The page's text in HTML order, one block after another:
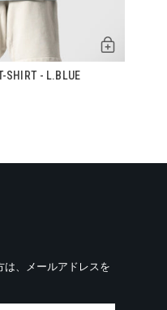
SHIRT - L.BLUE
は、メールアドレスを